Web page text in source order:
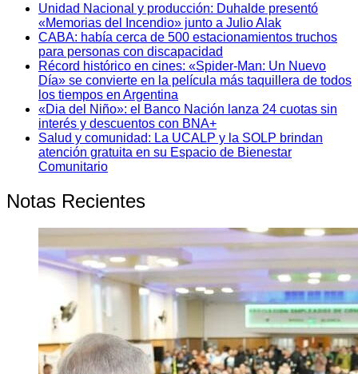
Unidad Nacional y producción: Duhalde presentó
«Memorias del Incendio» junto a Julio Alak
CABA: había cerca de 500 estacionamientos truchos
para personas con discapacidad
Récord histórico en cines: «Spider-Man: Un Nuevo
Día» se convierte en la película más taquillera de todos
los tiempos en Argentina
«Dia del Niño»: el Banco Nación lanza 24 cuotas sin
interés y descuentos con BNA+
Salud y comunidad: La UCALP y la SOLP brindan
atención gratuita en su Espacio de Bienestar
Comunitario
Notas Recientes